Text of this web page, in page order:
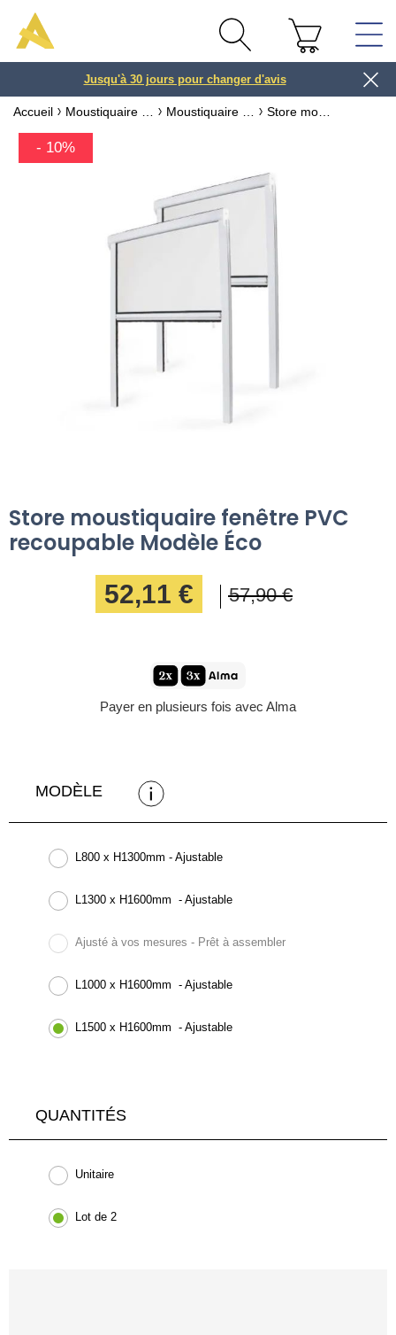
3 ou 4x
Jusqu'à 30 jours pour changer d'avis
Accueil
- 10%
Store moustiquaire fenêtre PVC
recoupable Modèle Éco
52,11 €
57,90 €
Payer en plusieurs fois avec Alma
MODÈLE
L800 x H1300mm - Ajustable
L1300 x H1600mm - Ajustable
Ajusté à vos mesures - Prêt à assembler
L1000 x H1600mm - Ajustable
L1500 x H1600mm - Ajustable
QUANTITÉS
Unitaire
Lot de 2